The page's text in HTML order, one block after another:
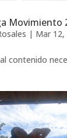
Movimiento
| Mar 12,
contenido